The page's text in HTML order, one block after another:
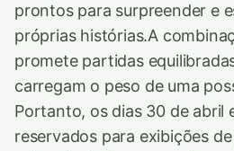
prontos para surpreender e
próprias histórias.A
promete partidas
carregam o peso de uma
Portanto, os dias 30 de abril
reservados para exibições